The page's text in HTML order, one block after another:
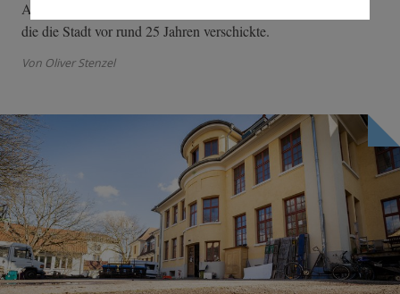
Aussagen ehemaliger Zwangsarbeiter:innen aus Fragebögen,
die die Stadt vor rund 25 Jahren verschickte.
Von Oliver Stenzel